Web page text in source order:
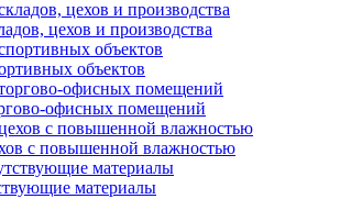
цехов и производства
объектов
офисных помещений
с повышенной влажностью
материалы